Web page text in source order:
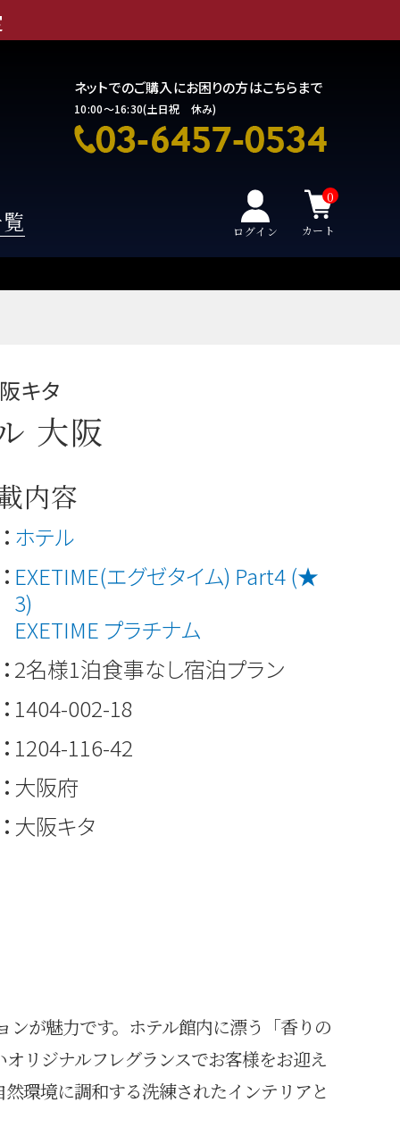
ネットでのご購入にお困りの方はこちらまで
10:00～16:30(土日祝 休み)
ログイン カート
0
キタ
大阪
内容
： ホテル
： EXETIME(エグゼタイム) Part4 (★
3)
EXETIME プラチナム
： 2名様1泊食事なし宿泊プラン
： 1404-002-18
： 1204-116-42
： 大阪府
： 大阪キタ
が魅力です。ホテル館内に漂う「香りの
リジナルフレグランスでお客様をお迎え
環境に調和する洗練されたインテリアと